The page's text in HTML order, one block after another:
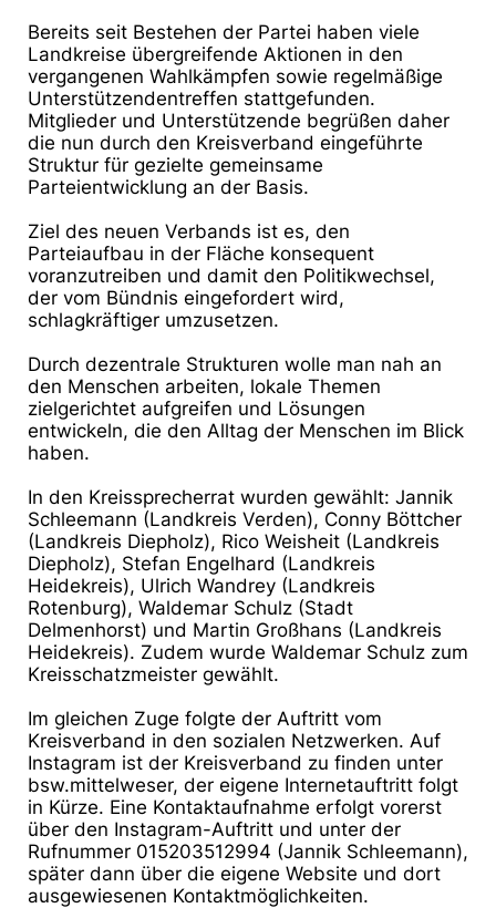
Bereits seit Bestehen der Partei haben viele
Landkreise übergreifende Aktionen in den
vergangenen Wahlkämpfen sowie regelmäßige
Unterstützendentreffen stattgefunden.
Mitglieder und Unterstützende begrüßen daher
die nun durch den Kreisverband eingeführte
Struktur für gezielte gemeinsame
Parteientwicklung an der Basis.
Ziel des neuen Verbands ist es, den
Parteiaufbau in der Fläche konsequent
voranzutreiben und damit den Politikwechsel,
der vom Bündnis eingefordert wird,
schlagkräftiger umzusetzen.
Durch dezentrale Strukturen wolle man nah an
den Menschen arbeiten, lokale Themen
zielgerichtet aufgreifen und Lösungen
entwickeln, die den Alltag der Menschen im Blick
haben.
In den Kreissprecherrat wurden gewählt: Jannik
Schleemann (Landkreis Verden), Conny Böttcher
(Landkreis Diepholz), Rico Weisheit (Landkreis
Diepholz), Stefan Engelhard (Landkreis
Heidekreis), Ulrich Wandrey (Landkreis
Rotenburg), Waldemar Schulz (Stadt
Delmenhorst) und Martin Großhans (Landkreis
Heidekreis). Zudem wurde Waldemar Schulz zum
Kreisschatzmeister gewählt.
Im gleichen Zuge folgte der Auftritt vom
Kreisverband in den sozialen Netzwerken. Auf
Instagram ist der Kreisverband zu finden unter
bsw.mittelweser, der eigene Internetauftritt folgt
in Kürze. Eine Kontaktaufnahme erfolgt vorerst
über den Instagram-Auftritt und unter der
Rufnummer 015203512994 (Jannik Schleemann),
später dann über die eigene Website und dort
ausgewiesenen Kontaktmöglichkeiten.